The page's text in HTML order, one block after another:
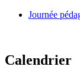
Journée
Calendrier